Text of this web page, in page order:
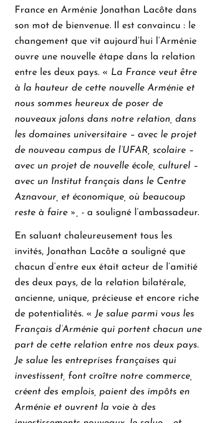
France en Arménie Jonathan Lacôte dans
son mot de bienvenue. Il est convaincu : le
changement que vit aujourd’hui l’Arménie
ouvre une nouvelle étape dans la relation
entre les deux pays. « La France veut être
à la hauteur de cette nouvelle Arménie et
nous sommes heureux de poser de
nouveaux jalons dans notre relation, dans
les domaines universitaire – avec le projet
de nouveau campus de l’UFAR, scolaire –
avec un projet de nouvelle école, culturel –
avec un Institut français dans le Centre
Aznavour, et économique, où beaucoup
reste à faire », - a souligné l’ambassadeur.
En saluant chaleureusement tous les
invités, Jonathan Lacôte a souligné que
chacun d’entre eux était acteur de l’amitié
des deux pays, de la relation bilatérale,
ancienne, unique, précieuse et encore riche
de potentialités. « Je salue parmi vous les
Français d’Arménie qui portent chacun une
part de cette relation entre nos deux pays.
Je salue les entreprises françaises qui
investissent, font croître notre commerce,
créent des emplois, paient des impôts en
Arménie et ouvrent la voie à des